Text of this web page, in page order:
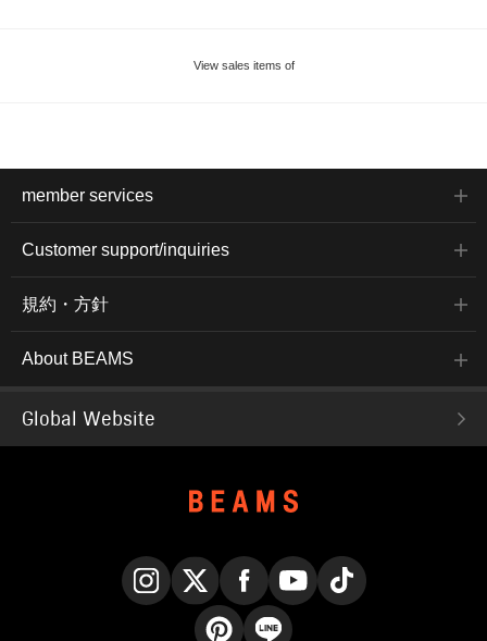
View sales items of
member services
Customer support/inquiries
規約・方針
About BEAMS
Global Website